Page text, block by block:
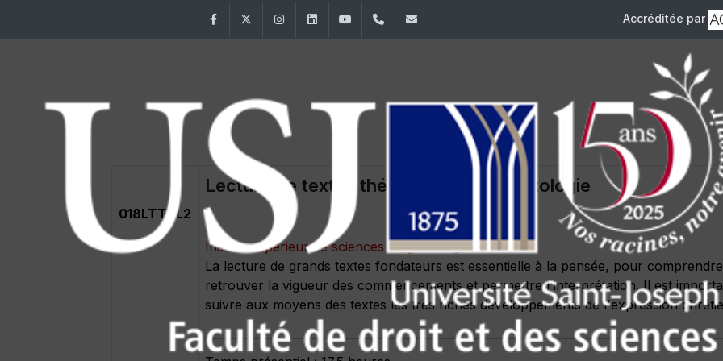
FacebookTwitter InstagramLinkedInYouTube+961 (1) 421 432 Accréditée par
018LTTCL2
Lecture de textes théologiques - Christologie
Institut supérieur de sciences religieuses3 crédits
La lecture de grands textes fondateurs est essentielle à la pensée, pour
retrouver la vigueur des commencements et permettre l'interprétation. Il est
suivre aux moyens des textes les très riches développements de l'expression